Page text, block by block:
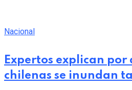
Nacional
Expertos explican por
chilenas se inundan